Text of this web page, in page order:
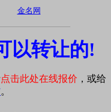
金名网
以转让的!
点击此处在线报价 ，或给
。